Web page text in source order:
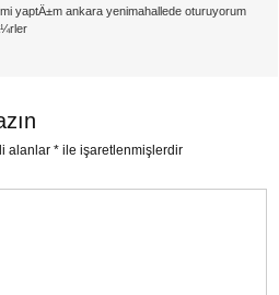
yaptÄ±m ankara yenimahallede oturuyorum
alanlar * ile işaretlenmişlerdir